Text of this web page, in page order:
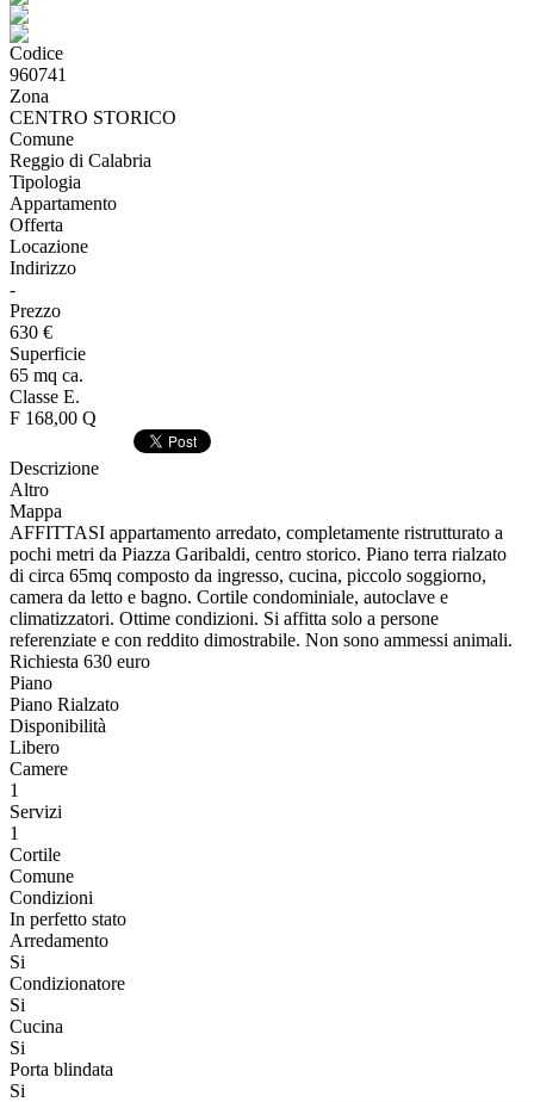
Codice
960741
Zona
CENTRO STORICO
Comune
Reggio di Calabria
Tipologia
Appartamento
Offerta
Locazione
Indirizzo
-
Prezzo
630 €
Superficie
65 mq ca.
Classe E.
F 168,00 Q
Descrizione
Altro
Mappa
AFFITTASI appartamento arredato, completamente ristrutturato a
pochi metri da Piazza Garibaldi, centro storico. Piano terra rialzato
di circa 65mq composto da ingresso, cucina, piccolo soggiorno,
camera da letto e bagno. Cortile condominiale, autoclave e
climatizzatori. Ottime condizioni. Si affitta solo a persone
referenziate e con reddito dimostrabile. Non sono ammessi animali.
Richiesta 630 euro
Piano
Piano Rialzato
Disponibilità
Libero
Camere
1
Servizi
1
Cortile
Comune
Condizioni
In perfetto stato
Arredamento
Si
Condizionatore
Si
Cucina
Si
Porta blindata
Si